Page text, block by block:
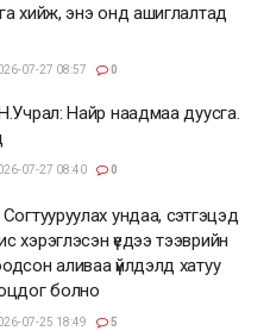
хийж, энэ онд ашиглалтад
07-27 08:57 0
Найр наадмаа дуусга.
07-27 08:40 0
ундаа, сэтгэцэд
хэрэглэсэн үедээ тээврийн
аливаа үйлдэлд хатуу
болно
07-25 18:49 5